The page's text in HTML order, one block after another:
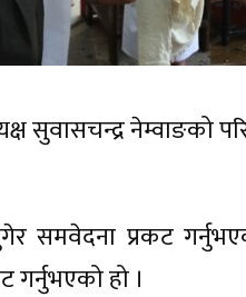
सुवासचन्द्र नेम्वाङको
समवेदना प्रकट
गर्नुभएको हो ।